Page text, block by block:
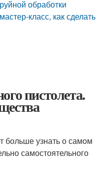
обработки
класс, как сделать
пистолета.
больше узнать о самом
самостоятельного